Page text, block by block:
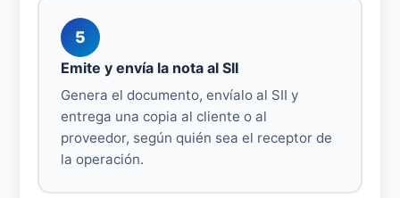
5
Emite y envía la nota al SII
Genera el documento, envíalo al SII y
entrega una copia al cliente o al
proveedor, según quién sea el receptor de
la operación.